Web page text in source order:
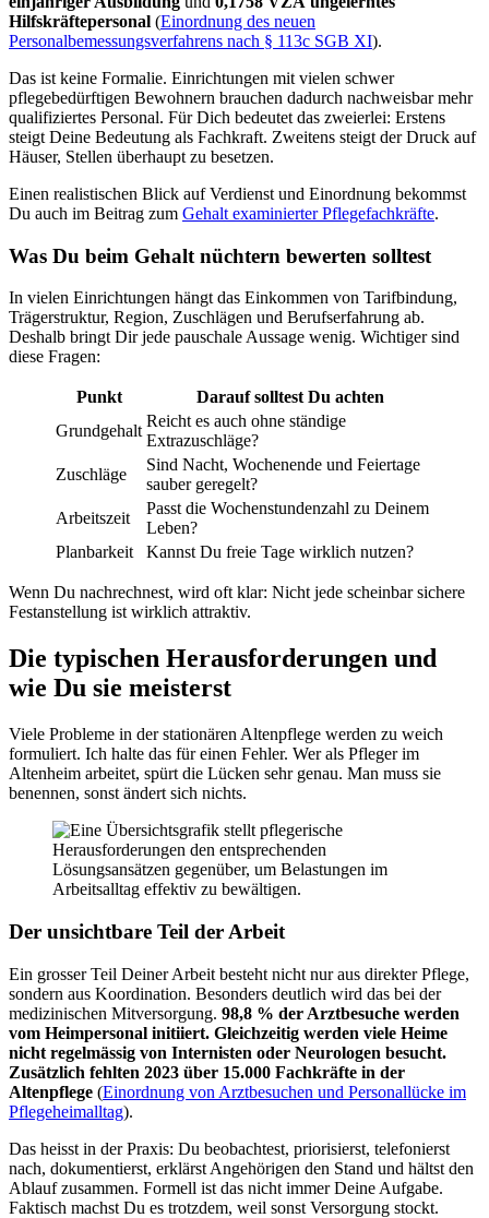
Hilfskräftepersonal (Einordnung des neuen
Personalbemessungsverfahrens nach § 113c SGB XI).
Das ist keine Formalie. Einrichtungen mit vielen schwer
pflegebedürftigen Bewohnern brauchen dadurch nachweisbar mehr
qualifiziertes Personal. Für Dich bedeutet das zweierlei: Erstens
steigt Deine Bedeutung als Fachkraft. Zweitens steigt der Druck auf
Häuser, Stellen überhaupt zu besetzen.
Einen realistischen Blick auf Verdienst und Einordnung bekommst
Du auch im Beitrag zum Gehalt examinierter Pflegefachkräfte.
Was Du beim Gehalt nüchtern bewerten solltest
In vielen Einrichtungen hängt das Einkommen von Tarifbindung,
Trägerstruktur, Region, Zuschlägen und Berufserfahrung ab.
Deshalb bringt Dir jede pauschale Aussage wenig. Wichtiger sind
diese Fragen:
Punkt
Darauf solltest Du achten
Grundgehalt
Reicht es auch ohne ständige
Extrazuschläge?
Zuschläge
Sind Nacht, Wochenende und Feiertage
sauber geregelt?
Arbeitszeit
Passt die Wochenstundenzahl zu Deinem
Leben?
Planbarkeit
Kannst Du freie Tage wirklich nutzen?
Wenn Du nachrechnest, wird oft klar: Nicht jede scheinbar sichere
Festanstellung ist wirklich attraktiv.
Die typischen Herausforderungen und
wie Du sie meisterst
Viele Probleme in der stationären Altenpflege werden zu weich
formuliert. Ich halte das für einen Fehler. Wer als Pfleger im
Altenheim arbeitet, spürt die Lücken sehr genau. Man muss sie
benennen, sonst ändert sich nichts.
Der unsichtbare Teil der Arbeit
Ein grosser Teil Deiner Arbeit besteht nicht nur aus direkter Pflege,
sondern aus Koordination. Besonders deutlich wird das bei der
medizinischen Mitversorgung. 98,8 % der Arztbesuche werden
vom Heimpersonal initiiert. Gleichzeitig werden viele Heime
nicht regelmässig von Internisten oder Neurologen besucht.
Zusätzlich fehlten 2023 über 15.000 Fachkräfte in der
Altenpflege (Einordnung von Arztbesuchen und Personallücke im
Pflegeheimalltag).
Das heisst in der Praxis: Du beobachtest, priorisierst, telefonierst
nach, dokumentierst, erklärst Angehörigen den Stand und hältst den
Ablauf zusammen. Formell ist das nicht immer Deine Aufgabe.
Faktisch machst Du es trotzdem, weil sonst Versorgung stockt.